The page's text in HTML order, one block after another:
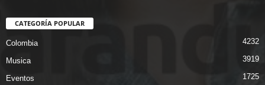
CATEGORÍA POPULAR
Colombia 4232
Musica 3919
Eventos 1725